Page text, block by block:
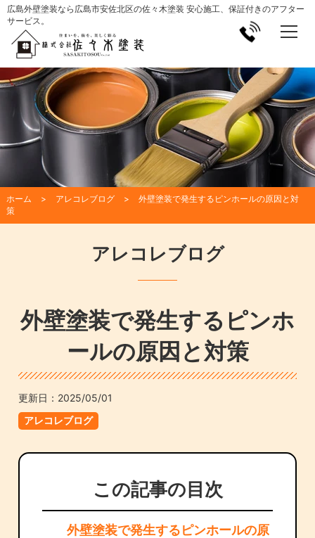
広島外壁塗装なら広島市安佐北区の佐々木塗装 安心施工、保証付きのアフター
サービス。
ホーム アレコレブログ
外壁塗装で発生するピンホールの原因と対
策
アレコレブログ
外壁塗装で発生するピンホ
ールの原因と対策
更新日： 2025/05/01
アレコレブログ
この記事の目次
外壁塗装で発生するピンホールの原